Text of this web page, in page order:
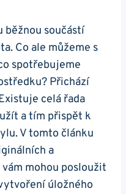
běžnou součástí
Co ale můžeme s
spotřebujeme
Přichází
celá řada
a ⁣tím přispět k
V ​tomto článku
a
mohou posloužit
úložného